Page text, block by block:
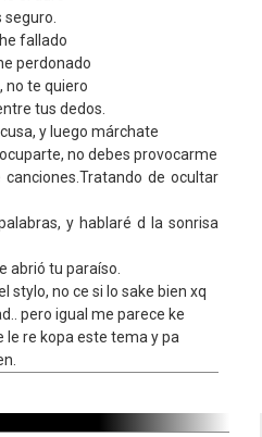
fallado
perdonado
no te quiero
tus dedos.
y luego márchate
no debes provocarme
de ocultar
y hablaré d la sonrisa
abrió tu paraíso.
stylo, no ce si lo sake bien xq
pero igual me parece ke
le re kopa este tema y pa